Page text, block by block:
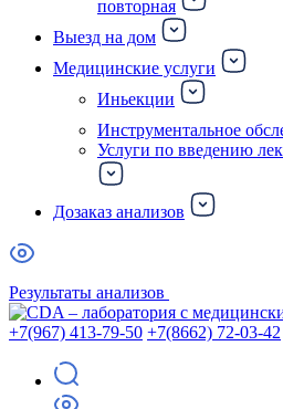
повторная
Выезд на дом
Медицинские услуги
Иньекции
Инструментальное
Услуги по введению
Дозаказ анализов
Результаты анализов
+7(967) 413-79-50 +7(8662) 72-03-42